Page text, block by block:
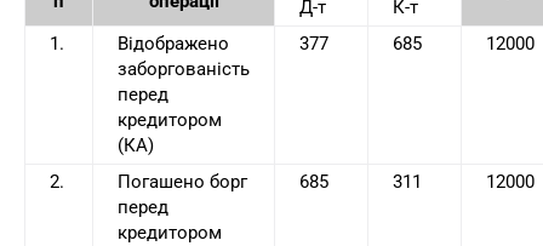
Д-т
К-т
1.
Відображено
заборгованість
перед
кредитором
(КА)
377 685 12000
2.
Погашено борг
перед
кредитором
685 311 12000